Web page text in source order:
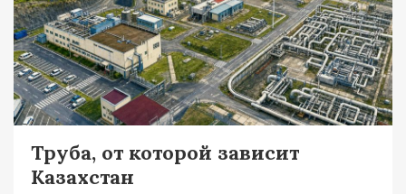
Труба, от которой зависит
Казахстан